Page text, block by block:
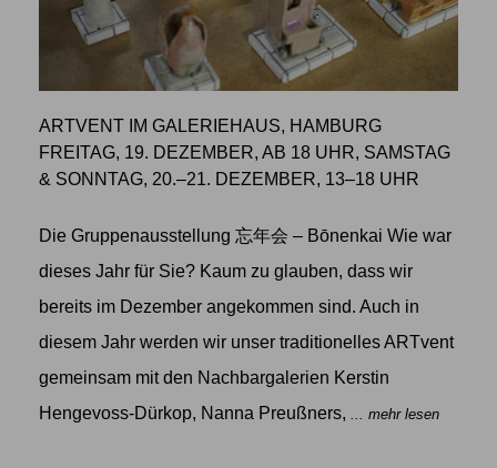
ARTVENT IM GALERIEHAUS, HAMBURG
FREITAG, 19. DEZEMBER, AB 18 UHR, SAMSTAG
& SONNTAG, 20.–21. DEZEMBER, 13–18 UHR
Die Gruppenausstellung 忘年会 – Bōnenkai Wie war
dieses Jahr für Sie? Kaum zu glauben, dass wir
bereits im Dezember angekommen sind. Auch in
diesem Jahr werden wir unser traditionelles ARTvent
gemeinsam mit den Nachbargalerien Kerstin
Hengevoss-Dürkop, Nanna Preußners,
... mehr lesen